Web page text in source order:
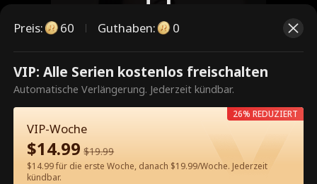
Dies ist eine kostenpflichtige
Episode. Bitte entsperren, um
weiterzusehen.
60Jetzt entsperren
Preis: 60 Guthaben: 0
VIP: Alle Serien kostenlos freischalten
Automatische Verlängerung. Jederzeit kündbar.
VIP-Woche
$14.99 $19.99
$14.99 für die erste Woche, danach $19.99/Woche. Jederzeit
kündbar.
26% REDUZIERT